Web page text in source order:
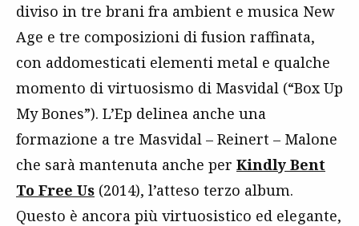
diviso in tre brani fra ambient e musica New
Age e tre composizioni di fusion raffinata,
con addomesticati elementi metal e qualche
momento di virtuosismo di Masvidal (“Box Up
My Bones”). L’Ep delinea anche una
formazione a tre Masvidal – Reinert – Malone
che sarà mantenuta anche per Kindly Bent
To Free Us (2014), l’atteso terzo album.
Questo è ancora più virtuosistico ed elegante,